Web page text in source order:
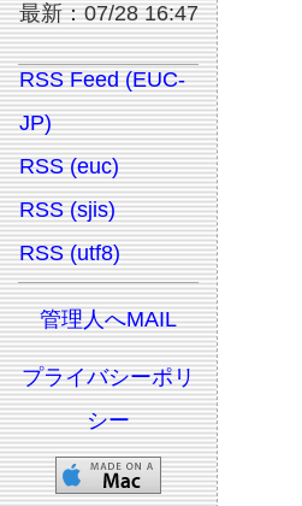
最新：07/28 16:47
RSS Feed (EUC-
JP)
RSS (euc)
RSS (sjis)
RSS (utf8)
管理人へMAIL
プライバシーポリ
シー